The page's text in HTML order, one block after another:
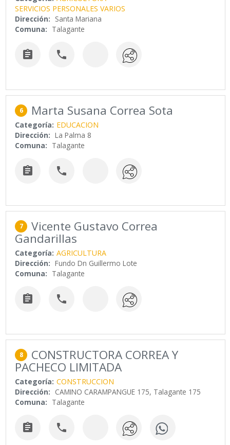
SERVICIOS PERSONALES VARIOS
Dirección: Santa Mariana
Comuna: Talagante
 
6 Marta Susana Correa Sota
Categoría: EDUCACION
Dirección: La Palma 8
Comuna: Talagante
 
7 Vicente Gustavo Correa
Gandarillas
Categoría: AGRICULTURA
Dirección: Fundo Dn Guillermo Lote
Comuna: Talagante
 
8 CONSTRUCTORA CORREA Y
PACHECO LIMITADA
Categoría: CONSTRUCCION
Dirección: CAMINO CARAMPANGUE 175, Talagante 175
Comuna: Talagante
 